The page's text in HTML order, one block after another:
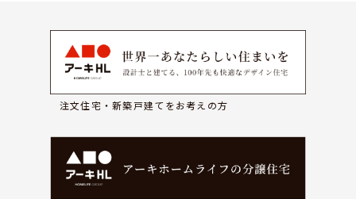
注文住宅・新築戸建てをお考えの方